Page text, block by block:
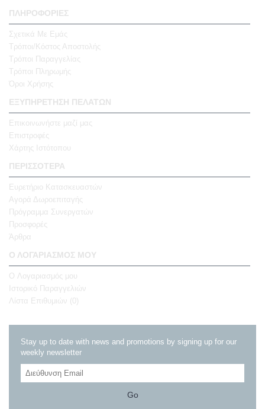
ΠΛΗΡΟΦΟΡΊΕΣ
Σχετικά Με Εμάς
Τρόποι/Κόστος Αποστολής
Τρόποι Παραγγελίας
Τρόποι Πληρωμής
Όροι Χρήσης
ΕΞΥΠΗΡΈΤΗΣΗ ΠΕΛΑΤΏΝ
Επικοινωνήστε μαζί μας
Επιστροφές
Χάρτης Ιστότοπου
ΠΕΡΙΣΣΌΤΕΡΑ
Ευρετήριο Κατασκευαστών
Αγορά Δωροεπιταγής
Πρόγραμμα Συνεργατών
Προσφορές
Άρθρα
Ο ΛΟΓΑΡΙΑΣΜΌΣ ΜΟΥ
O Λογαριασμός μου
Ιστορικό Παραγγελιών
Λίστα Επιθυμιών ( 0 )
Stay up to date with news and promotions by signing up for our
weekly newsletter
Go